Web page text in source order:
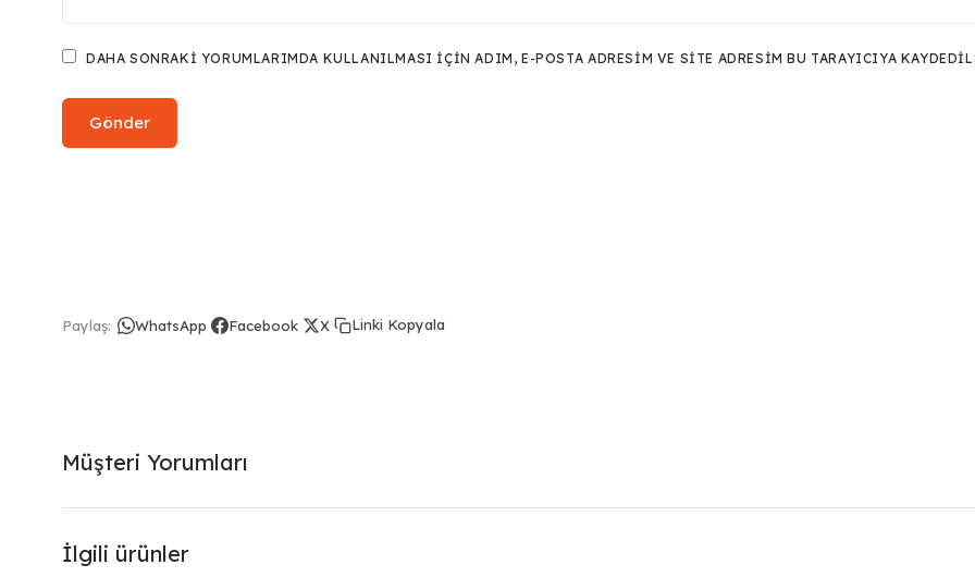
DAHA SONRAKI YORUMLARIMDA KULLANILMASI IÇIN ADIM, E-POSTA ADRESIM VE SITE ADRESIM BU TARAYICIYA
Paylaş: WhatsApp Facebook X Linki Kopyala
Müşteri Yorumları
İlgili ürünler